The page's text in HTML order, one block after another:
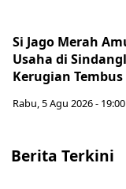
Si Jago Merah
Usaha di
Kerugian Tembus
Rabu, 5 Agu 2026 - 19:00
Berita Terkini